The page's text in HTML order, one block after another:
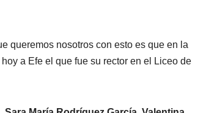
queremos nosotros con esto es que en la
a Efe el que fue su rector en el Liceo de